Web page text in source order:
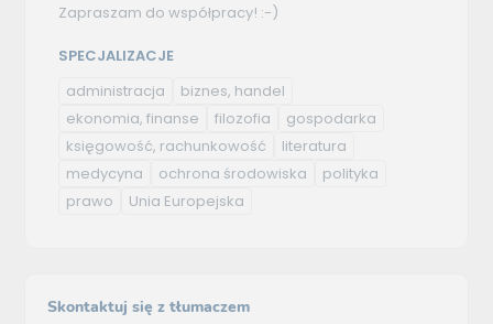
Zapraszam do współpracy! :-)
SPECJALIZACJE
administracja
biznes, handel
ekonomia, finanse
filozofia
gospodarka
księgowość, rachunkowość
literatura
medycyna
ochrona środowiska
polityka
prawo
Unia Europejska
Skontaktuj się z tłumaczem